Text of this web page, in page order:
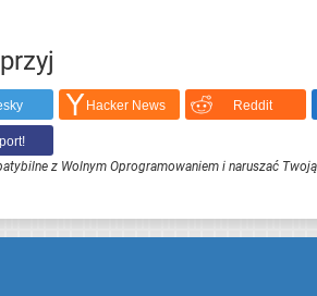
Hacker News Reddit
z Wolnym Oprogramowaniem i naruszać